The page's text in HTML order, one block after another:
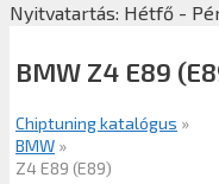
Nyitvatartás: Hétfő -
BMW Z4 E89
Chiptuning katalógus »
BMW »
Z4 E89 (E89)